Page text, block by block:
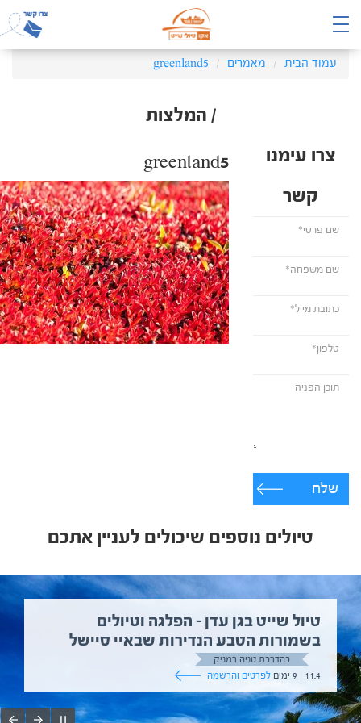
עמוד הבית מאמרים greenland5
/ המלצות
צרו עימנו
קשר
שלח
greenland5
טיולים נוספים שיכולים לעניין אתכם
טיול שייט בגן עדן – הפלגה וטיולים
בשמורות הטבע הנדירות שבאיי סיישל
בהדרכת טניה רמניק
11.4 | 9 ימים
לפרטים והרשמה